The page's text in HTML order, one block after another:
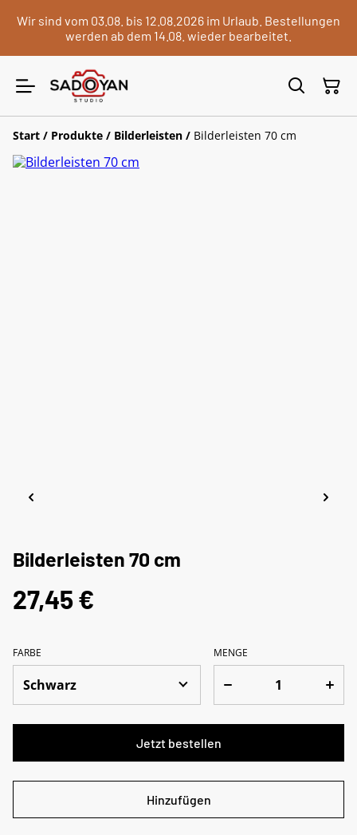
Wir sind vom 03.08. bis 12.08.2026 im Urlaub. Bestellungen
werden ab dem 14.08. wieder bearbeitet.
Start / Produkte / Bilderleisten / Bilderleisten 70 cm
Bilderleisten 70 cm
27,45 €
FARBE MENGE
Jetzt bestellen
Hinzufügen